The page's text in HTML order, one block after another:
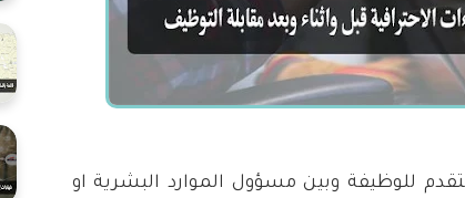
للوظيفة وبين مسؤول الموارد البشرية او